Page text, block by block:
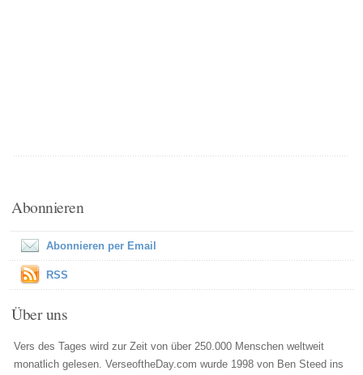
Abonnieren
Abonnieren per Email
RSS
Über uns
Vers des Tages wird zur Zeit von über 250.000 Menschen weltweit
monatlich gelesen. VerseoftheDay.com wurde 1998 von Ben Steed ins